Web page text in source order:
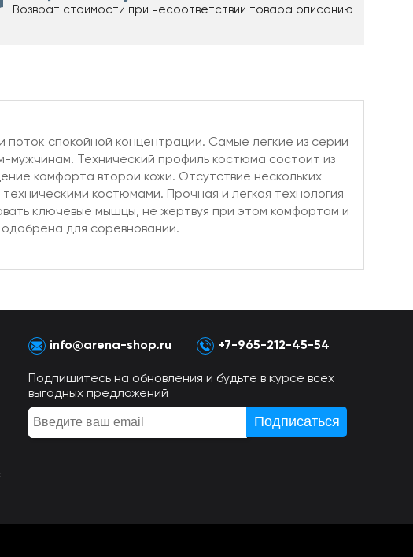
Возврат стоимости при несоответствии товара описанию
поток спокойной концентрации. Самые легкие из серии
Технический профиль костюма состоит из
комфорта второй кожи. Отсутствие нескольких
костюмами. Прочная и легкая технология
ключевые мышцы, не жертвуя при этом комфортом и
для соревнований.
info@arena-shop.ru +7-965-212-45-54
Подпишитесь на обновления и будьте в курсе всех
выгодных предложений